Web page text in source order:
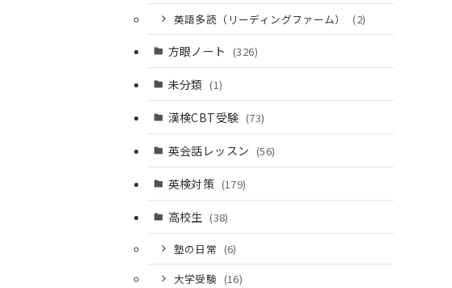
英語多読（リーディングファーム）
(2)
方眼ノート (326)
未分類 (1)
漢検CBT受験 (73)
英会話レッスン (56)
英検対策 (179)
高校生 (38)
塾の日常 (6)
大学受験 (16)